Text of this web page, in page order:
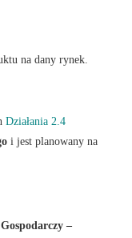
na dany rynek.
Działania 2.4
i jest planowany na
–